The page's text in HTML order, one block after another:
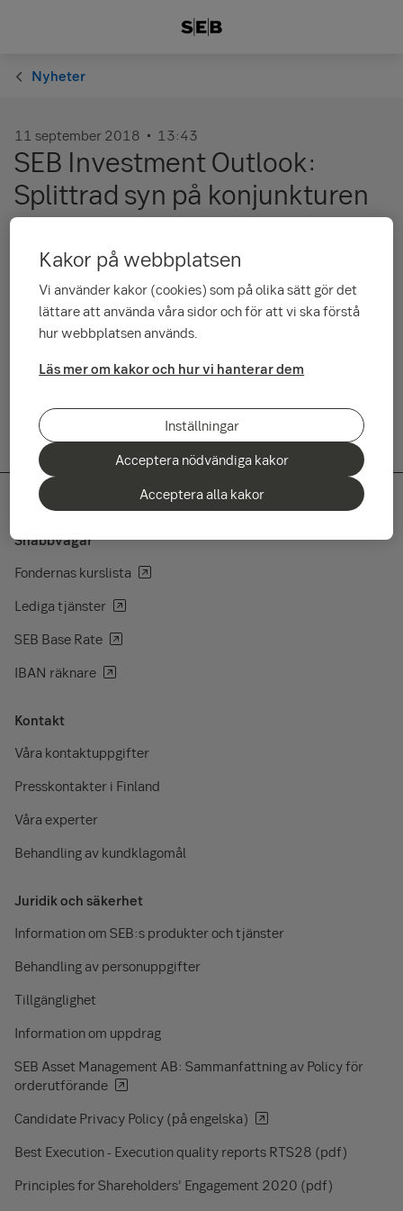
Nyheter
11 september 2018 13:43
SEB Investment Outlook:
Splittrad syn på konjunkturen
Vi är på väg mot slutet av uppgångsfasen i denna
konjunkturcykel, men den globala tillväxten håller i sig ett par
år till. När övergången till nästa fas kommer är alltid vanskligt
att förutse. Vi ser den gradvisa inbromsningen, som ligger i vår
prognos, som det mest troliga scenariot, men är beredda på
ett mer dramatiskt förlopp, så som ofta skett historiskt.
Läs Investment Outlook
Snabbvägar
Fondernas kurslista
Lediga tjänster
SEB Base Rate
IBAN räknare
Kontakt
Våra kontaktuppgifter
Presskontakter i Finland
Våra experter
Behandling av kundklagomål
Juridik och säkerhet
Information om SEB:s produkter och tjänster
Behandling av personuppgifter
Tillgänglighet
Information om uppdrag
SEB Asset Management AB: Sammanfattning av Policy för
orderutförande
Candidate Privacy Policy (på engelska)
Best Execution - Execution quality reports RTS28 (pdf)
Principles for Shareholders’ Engagement 2020 (pdf)
Kakor på webbplatsen
Vi använder kakor (cookies) som på olika sätt gör det
lättare att använda våra sidor och för att vi ska förstå
hur webbplatsen används.
Läs mer om kakor och hur vi hanterar dem
Inställningar
Acceptera nödvändiga kakor
Acceptera alla kakor